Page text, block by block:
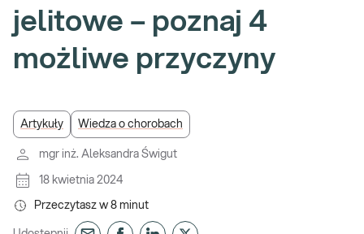
jelitowe – poznaj 4
możliwe przyczyny
Artykuły Wiedza o chorobach
mgr inż. Aleksandra Świgut
18 kwietnia 2024
Przeczytasz w 8 minut